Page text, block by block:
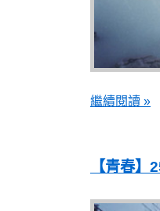
繼續閱讀 »
【青春】